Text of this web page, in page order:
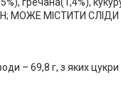
МОЖЕ МІСТИТИ
– 69,8 г, з яких цукри